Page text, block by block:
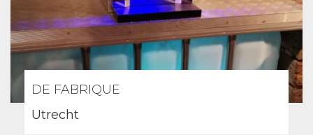
DE FABRIQUE
Utrecht